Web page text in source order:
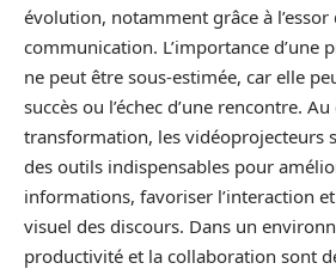
évolution, notamment grâce à
communication. L’importance d’une
ne peut être sous-estimée, car elle
succès ou l’échec d’une rencontre.
transformation, les vidéoprojecteurs
des outils indispensables pour
informations, favoriser l’interaction
visuel des discours. Dans un
productivité et la collaboration sont